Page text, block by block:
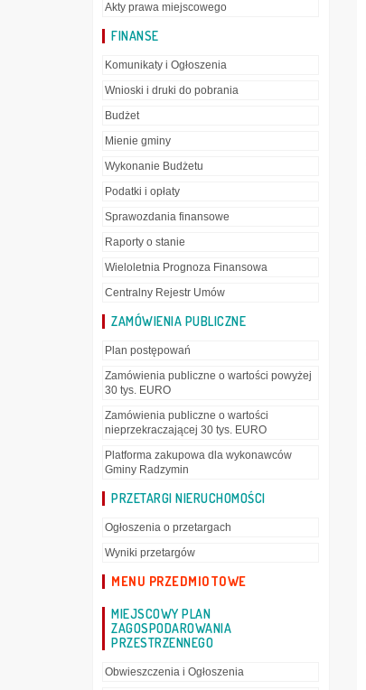
Akty prawa miejscowego
FINANSE
Komunikaty i Ogłoszenia
Wnioski i druki do pobrania
Budżet
Mienie gminy
Wykonanie Budżetu
Podatki i opłaty
Sprawozdania finansowe
Raporty o stanie
Wieloletnia Prognoza Finansowa
Centralny Rejestr Umów
ZAMÓWIENIA PUBLICZNE
Plan postępowań
Zamówienia publiczne o wartości powyżej
30 tys. EURO
Zamówienia publiczne o wartości
nieprzekraczającej 30 tys. EURO
Platforma zakupowa dla wykonawców
Gminy Radzymin
PRZETARGI NIERUCHOMOŚCI
Ogłoszenia o przetargach
Wyniki przetargów
MENU PRZEDMIOTOWE
MIEJSCOWY PLAN
ZAGOSPODAROWANIA
PRZESTRZENNEGO
Obwieszczenia i Ogłoszenia